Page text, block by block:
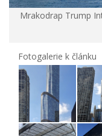
Mrakodrap Trump
Fotogalerie k článku